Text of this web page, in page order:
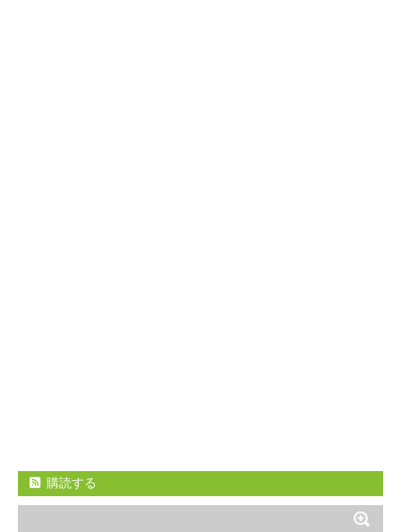
購読する